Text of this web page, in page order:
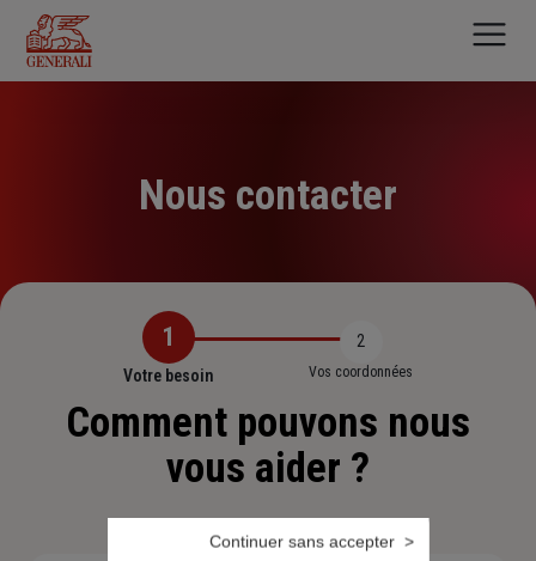
contenu
principal
Nous contacter
1
Votre besoin
2
Vos coordonnées
Comment pouvons nous
vous aider ?
Continuer sans accepter